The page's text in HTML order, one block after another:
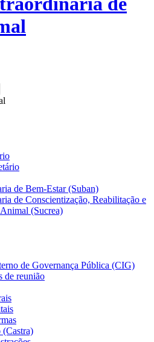
de Bem-Estar (Suban)
de Conscientização, Reabilitação e
(Sucrea)
de Governança Pública (CIG)
de reunião
(Castra)